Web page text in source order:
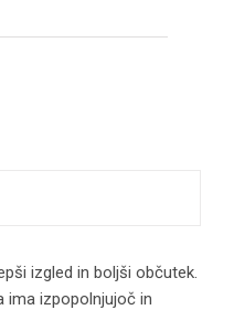
izgled in boljši občutek.
ima izpopolnjujoč in